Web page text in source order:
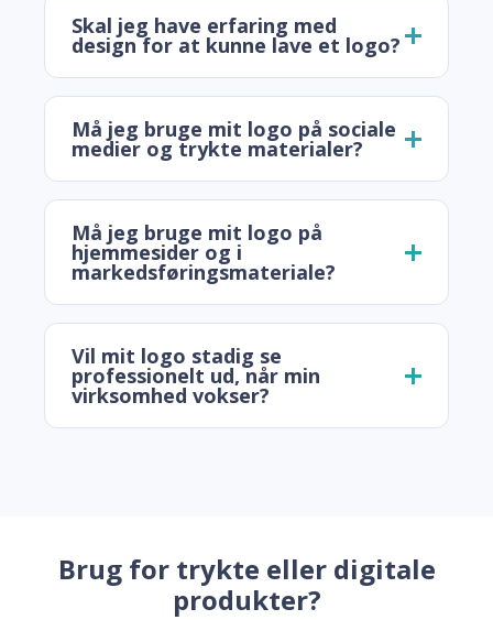
Skal jeg have erfaring med
design for at kunne lave et logo?
Må jeg bruge mit logo på sociale
medier og trykte materialer?
Må jeg bruge mit logo på
hjemmesider og i
markedsføringsmateriale?
Vil mit logo stadig se
professionelt ud, når min
virksomhed vokser?
Brug for trykte eller digitale
produkter?